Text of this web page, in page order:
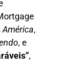
América,
, e
,